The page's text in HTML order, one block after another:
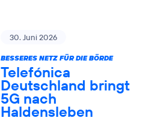
30. Juni 2026
BESSERES NETZ FÜR DIE BÖRDE
Telefónica
Deutschland bringt
5G nach
Haldensleben